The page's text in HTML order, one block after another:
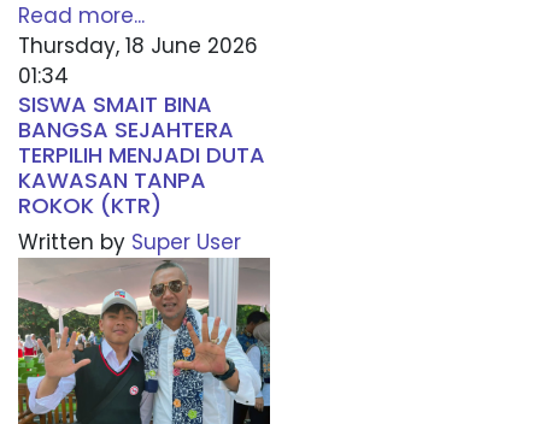
Read more...
Thursday, 18 June 2026
01:34
SISWA SMAIT BINA
BANGSA SEJAHTERA
TERPILIH MENJADI DUTA
KAWASAN TANPA
ROKOK (KTR)
Written by Super User